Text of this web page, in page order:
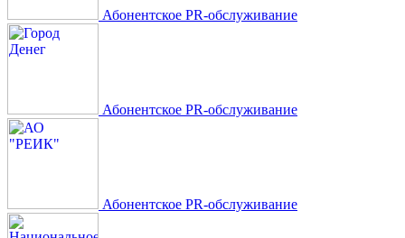
Абонентское PR-обслуживание
Абонентское PR-обслуживание
Абонентское PR-обслуживание